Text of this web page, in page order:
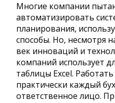
Многие компании
автоматизировать
планирования,
способы. Но, несмотря
век инноваций и
компаний использует
таблицы Excel.
практически каждый
ответственное лицо.